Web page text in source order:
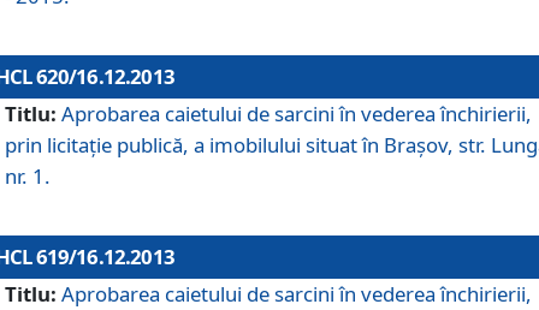
620/16.12.2013
Titlu: Aprobarea caietului de sarcini în vederea închirierii,
prin licitaţie publică, a imobilului situat în Braşov, str.
nr. 1.
619/16.12.2013
Titlu: Aprobarea caietului de sarcini în vederea închirierii,